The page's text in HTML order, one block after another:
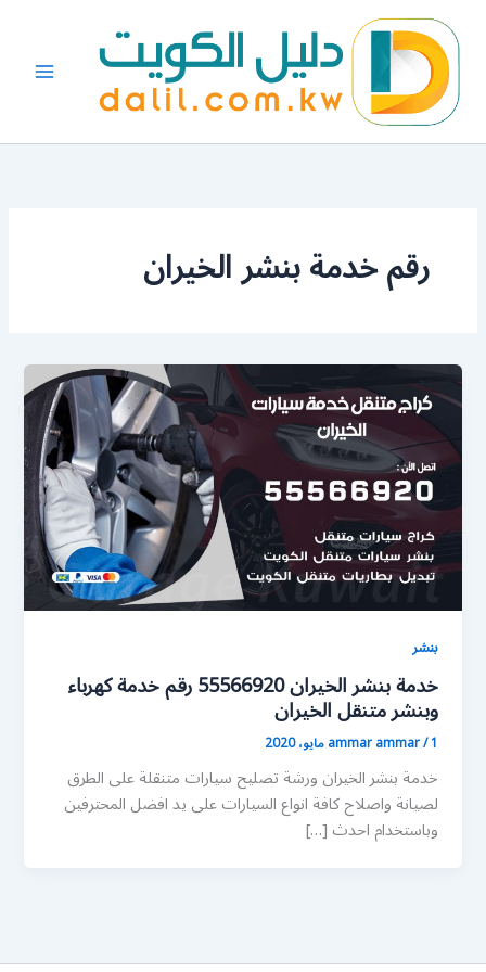
المحتوى
رقم خدمة بنشر الخيران
بنشر
خدمة بنشر الخيران 55566920 رقم خدمة كهرباء
وبنشر متنقل الخيران
ammar ammar/1 مايو، 2020
خدمة بنشر الخيران ورشة تصليح سيارات متنقلة على الطرق
لصيانة واصلاح كافة انواع السيارات على يد افضل المحترفين
وباستخدام احدث […]